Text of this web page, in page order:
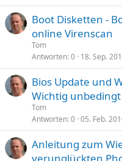
Boot Disketten -
online Virenscan
Tom
Antworten 0 18. Sep.
Bios Update und
Wichtig
Tom
Antworten 0 05. Feb.
Anleitung zum